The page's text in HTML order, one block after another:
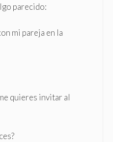
parecido:
mi pareja en la
quieres invitar al